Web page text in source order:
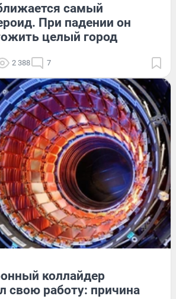
самый
При падении он
целый город
2 388 7
коллайдер
свою работу: причина